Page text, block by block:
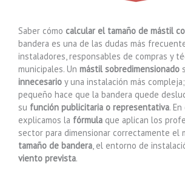
Saber cómo calcular el tamaño de mástil
bandera es una de las dudas más
instaladores, responsables de compras y
municipales. Un mástil sobredimensionado
innecesario y una instalación más
pequeño hace que la bandera quede
su función publicitaria o representativa.
explicamos la fórmula que aplican los
sector para dimensionar correctamente el
tamaño de bandera, el entorno de
viento prevista.